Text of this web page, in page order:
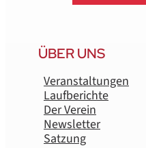
ÜBER UNS
Veranstaltungen
Laufberichte
Der Verein
Newsletter
Satzung